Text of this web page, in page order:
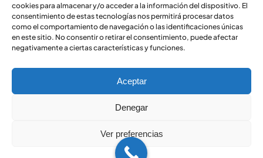
cookies para almacenar y/o acceder a la información del dispositivo. El
consentimiento de estas tecnologías nos permitirá procesar datos
como el comportamiento de navegación o las identificaciones únicas
en este sitio. No consentir o retirar el consentimiento, puede afectar
negativamente a ciertas características y funciones.
Aceptar
Denegar
Ver preferencias
24h Cerrajeros